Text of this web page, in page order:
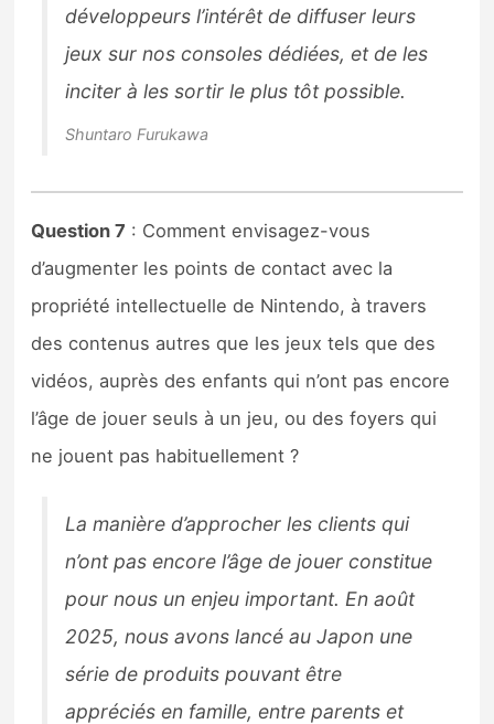
développeurs l’intérêt de diffuser leurs
jeux sur nos consoles dédiées, et de les
inciter à les sortir le plus tôt possible.
Shuntaro Furukawa
Question 7 : Comment envisagez-vous
d’augmenter les points de contact avec la
propriété intellectuelle de Nintendo, à travers
des contenus autres que les jeux tels que des
vidéos, auprès des enfants qui n’ont pas encore
l’âge de jouer seuls à un jeu, ou des foyers qui
ne jouent pas habituellement ?
La manière d’approcher les clients qui
n’ont pas encore l’âge de jouer constitue
pour nous un enjeu important. En août
2025, nous avons lancé au Japon une
série de produits pouvant être
appréciés en famille, entre parents et